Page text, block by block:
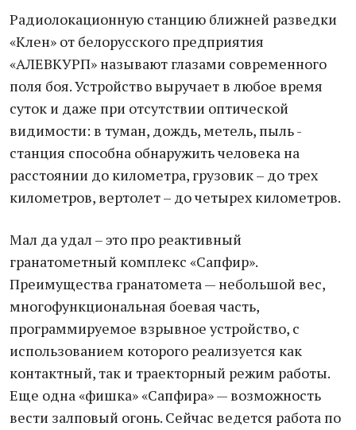
Радиолокационную станцию ближней разведки
«Клен» от белорусского предприятия
«АЛЕВКУРП» называют глазами современного
поля боя. Устройство выручает в любое время
суток и даже при отсутствии оптической
видимости: в туман, дождь, метель, пыль -
станция способна обнаружить человека на
расстоянии до километра, грузовик – до трех
километров, вертолет – до четырех километров.
Мал да удал – это про реактивный
гранатометный комплекс «Сапфир».
Преимущества гранатомета — небольшой вес,
многофункциональная боевая часть,
программируемое взрывное устройство, с
использованием которого реализуется как
контактный, так и траекторный режим работы.
Еще одна «фишка» «Сапфира» — возможность
вести залповый огонь. Сейчас ведется работа по